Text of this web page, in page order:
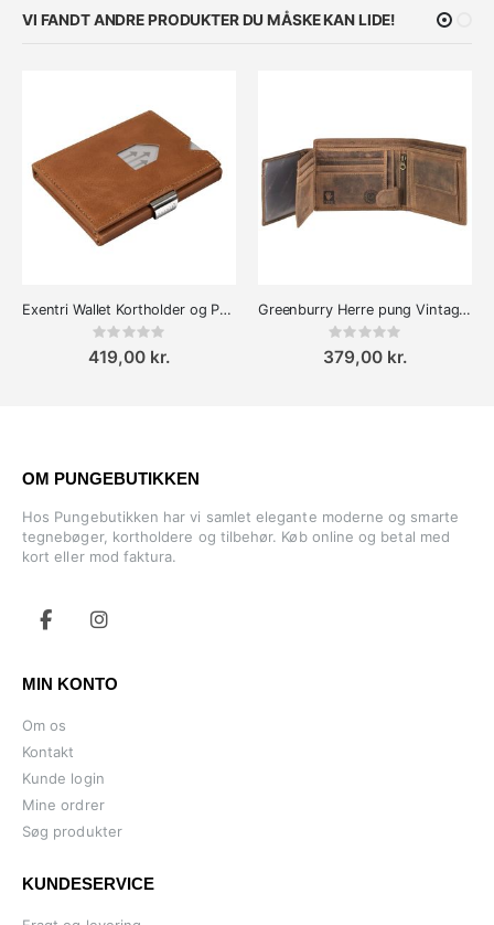
VI FANDT ANDRE PRODUKTER DU MÅSKE KAN LIDE!
Exentri Wallet Kortholder og Pung
Rating:
419,00 kr.
Greenburry Herre pung Vintage Læder
Rating:
379,00 kr.
OM PUNGEBUTIKKEN
Hos Pungebutikken har vi samlet elegante moderne og smarte
tegnebøger, kortholdere og tilbehør. Køb online og betal med
kort eller mod faktura.
MIN KONTO
Om os
Kontakt
Kunde login
Mine ordrer
Søg produkter
KUNDESERVICE